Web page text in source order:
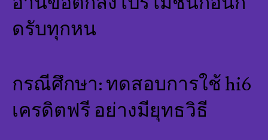
ดรับทุกหน
กรณีศึกษา: ทดสอบการใช้ hi6
เครดิตฟรี อย่างมียุทธวิธี